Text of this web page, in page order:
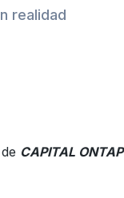
realidad
CAPITAL ONTAP